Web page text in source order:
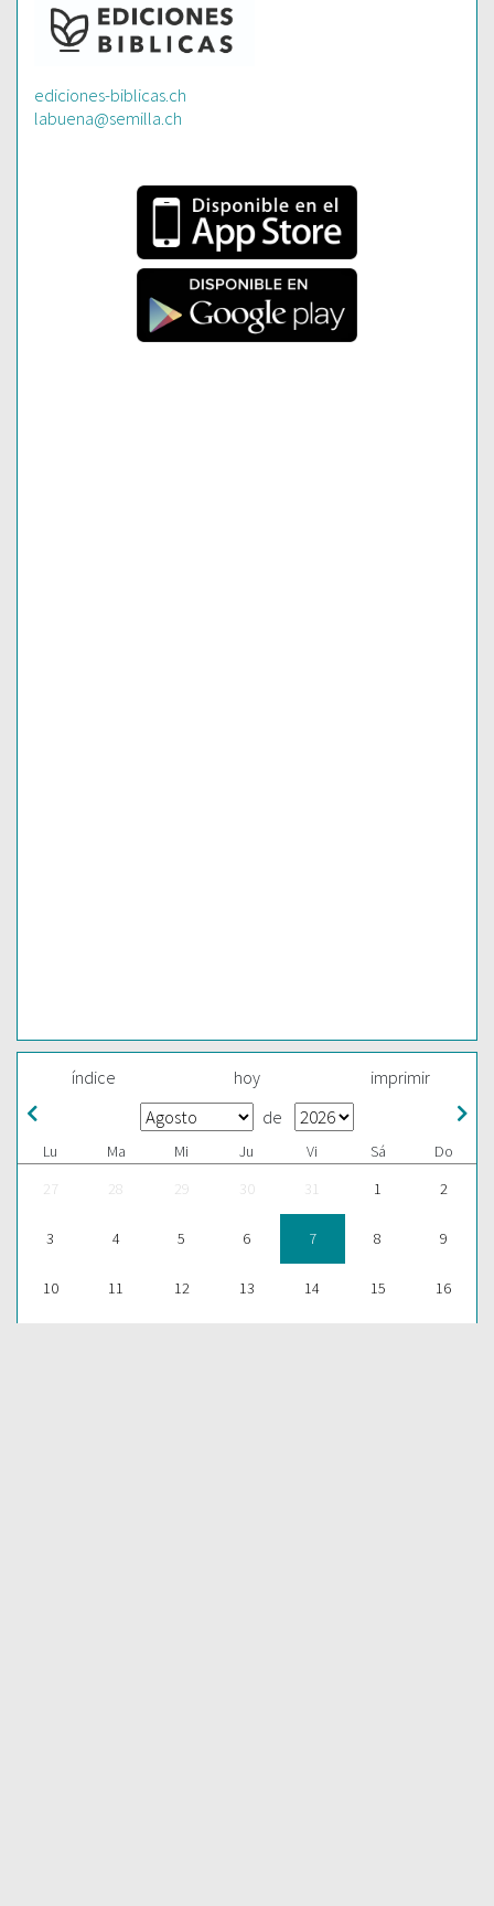
ediciones-biblicas.ch
labuena@semilla.ch
índice hoy imprimir
de
Lu Ma Mi Ju Vi Sá
Do
27
28 29 30 31 1 2
3 4 5 6 7 8 9
10 11 12 13 14 15 16